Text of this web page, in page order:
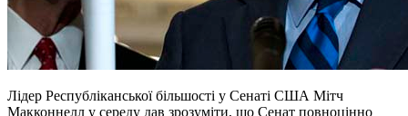
Лідер Республіканської більшості у Сенаті США Мітч
Макконнелл у середу дав зрозуміти, що Сенат повноцінно